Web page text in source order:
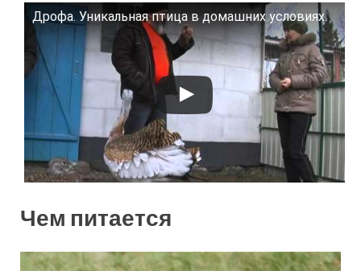
Дрофа. Уникальная птица в домашних условиях.
Смотрите это видео на YouTube
Чем питается